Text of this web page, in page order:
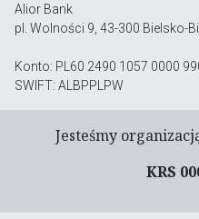
Alior Bank
pl. Wolności 9, 43-300 Bielsko-
Konto: PL60 2490 1057 0000
SWIFT: ALBPPLPW
Jesteśmy
KRS